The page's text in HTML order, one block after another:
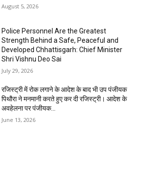
August 5, 2026
Police Personnel Are the Greatest
Strength Behind a Safe, Peaceful and
Developed Chhattisgarh: Chief Minister
Shri Vishnu Deo Sai
July 29, 2026
रजिस्ट्री में रोक लगाने के आदेश के बाद भी उप पंजीयक
पिथौरा ने मनमानी करते हुए कर दी रजिस्ट्री। आदेश के
अवहेलना पर पंजीयक...
June 13, 2026